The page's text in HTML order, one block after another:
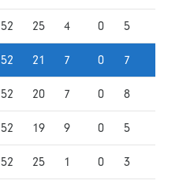
52 25 4 0 5
52 21 7 0 7
52 20 7 0 8
52 19 9 0 5
52 25 1 0 3